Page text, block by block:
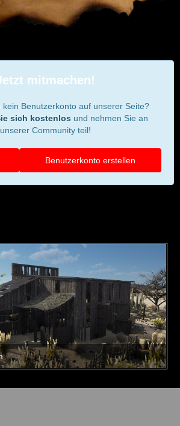
mitmachen!
kein Benutzerkonto auf unserer Seite?
sich kostenlos und nehmen Sie an
unserer Community teil!
Benutzerkonto erstellen